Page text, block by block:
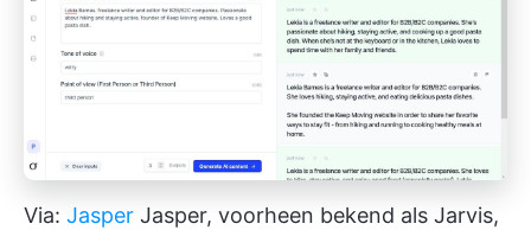
Via: Jasper Jasper, voorheen bekend als Jarvis,